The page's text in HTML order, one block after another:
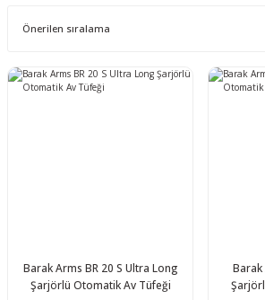
Barak Arms BR 20 S Ultra Long
Şarjörlü Otomatik Av Tüfeği
Barak